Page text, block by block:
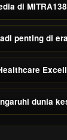
di
penting di
dunia